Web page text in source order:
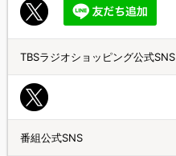
TBSラジオショッピング公式SNS
番組公式SNS